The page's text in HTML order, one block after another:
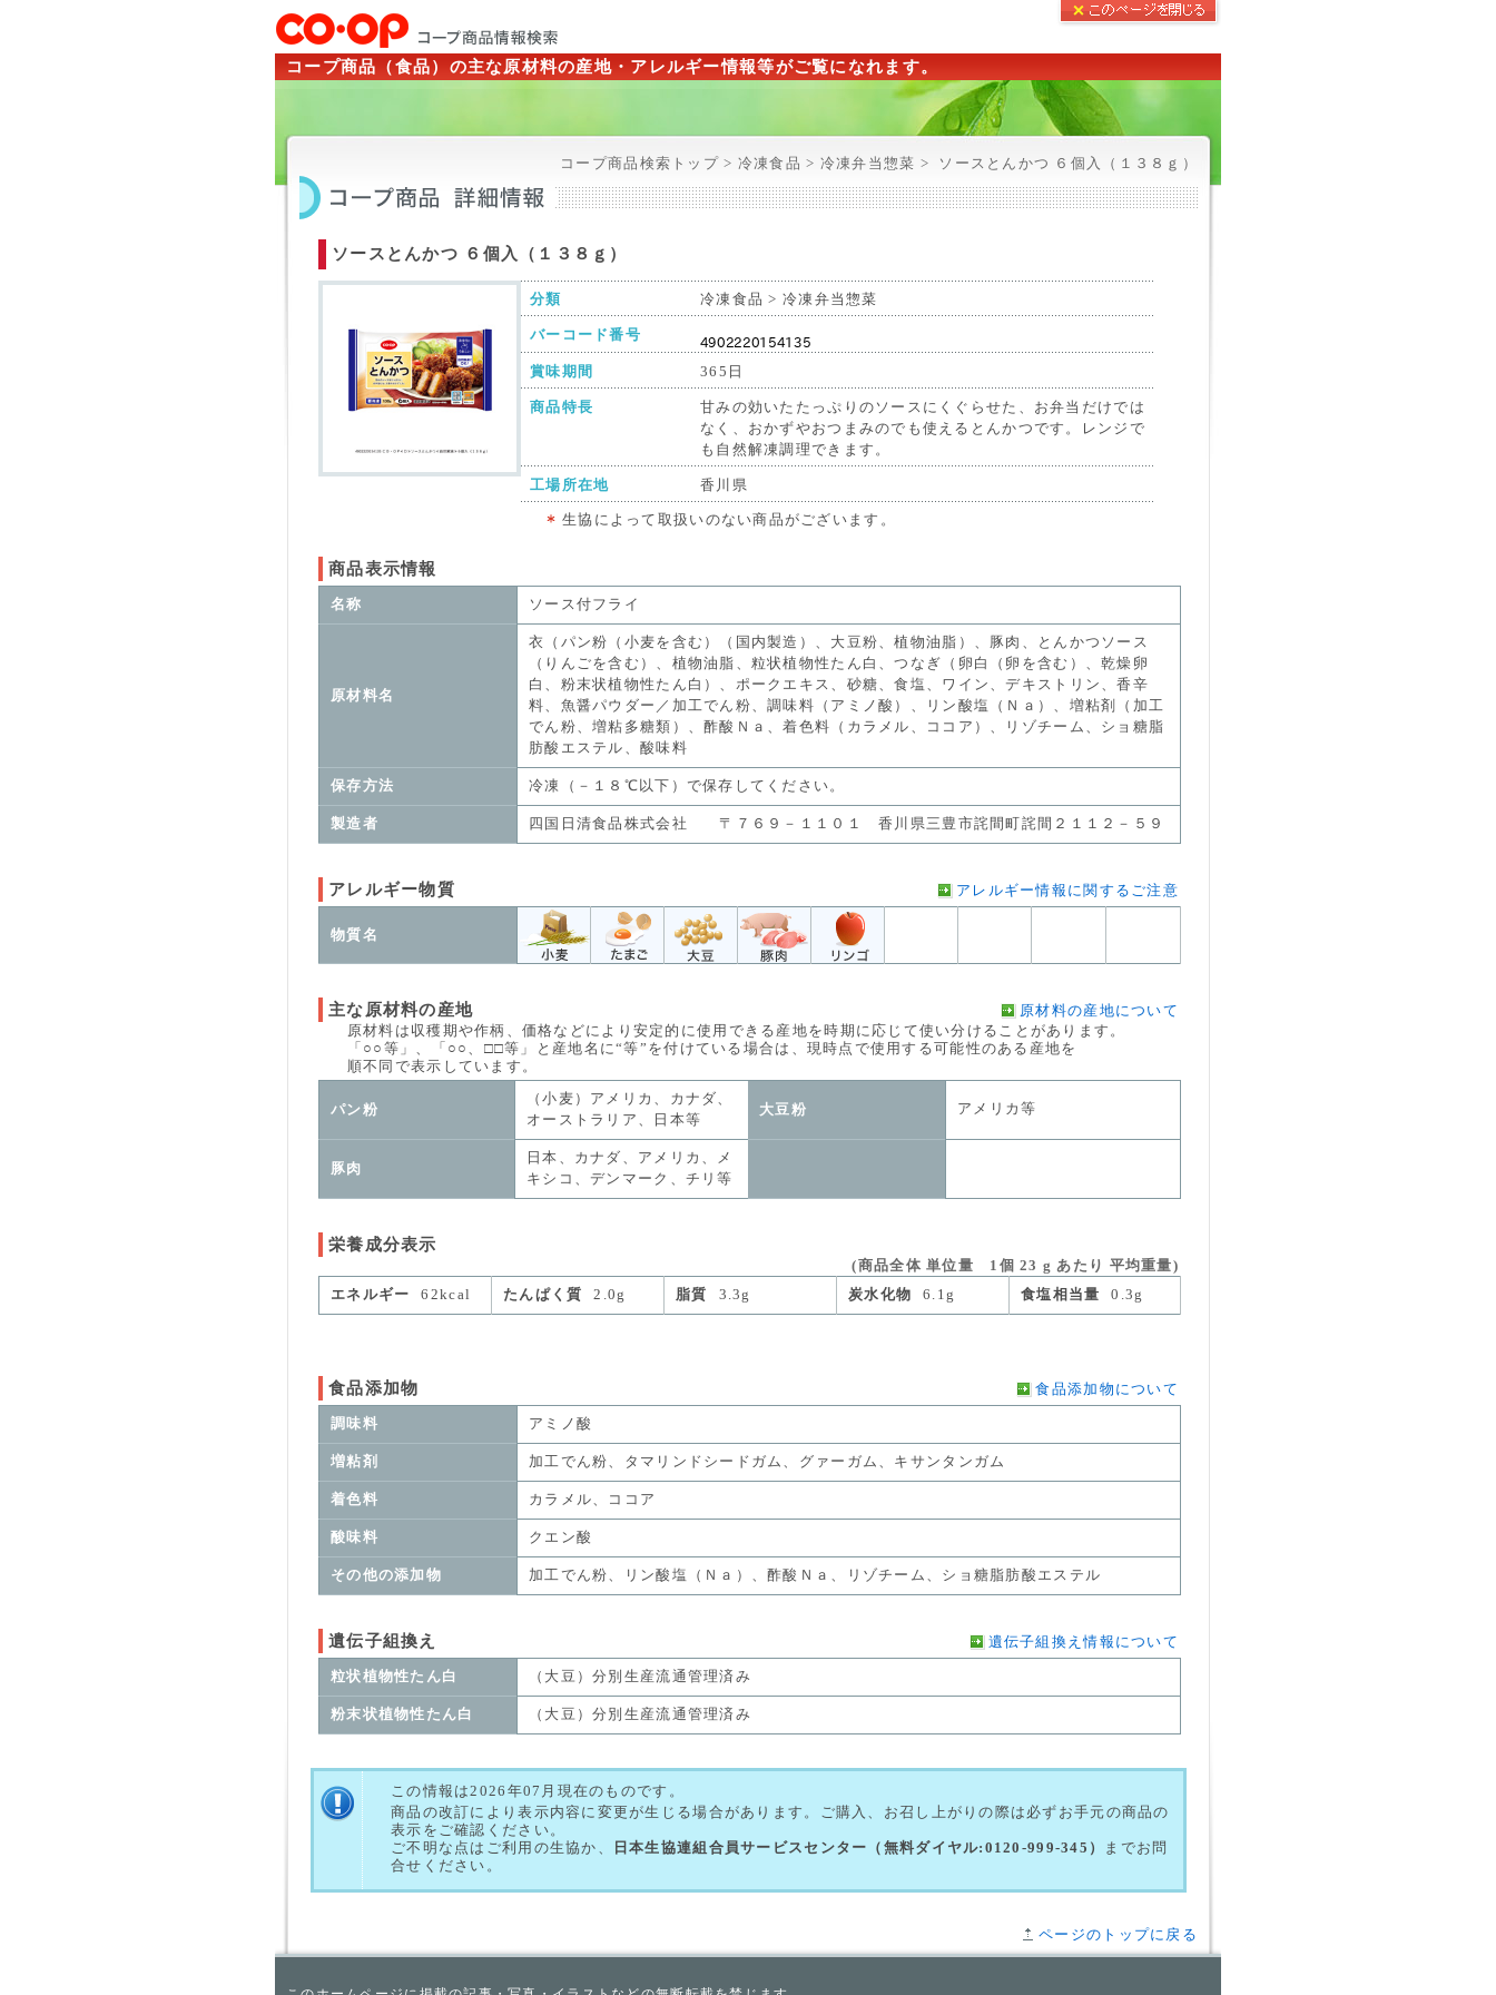
コープ商品（食品）の主な原材料の産地・アレルギー情報等がご覧になれます。
コープ商品検索トップ > 冷凍食品 > 冷凍弁当惣菜 > ソースとんかつ ６個入（１３８ｇ）
ソースとんかつ ６個入（１３８ｇ）
分類 冷凍食品 > 冷凍弁当惣菜
バーコード番号
賞味期間 365日
商品特長
甘みの効いたたっぷりのソースにくぐらせた、お弁当だけでは
なく、おかずやおつまみのでも使えるとんかつです。レンジで
も自然解凍調理できます。
工場所在地 香川県
生協によって取扱いのない商品がございます。
商品表示情報
名称 ソース付フライ
原材料名
衣（パン粉（小麦を含む）（国内製造）、大豆粉、植物油脂）、豚肉、とんかつソース
（りんごを含む）、植物油脂、粒状植物性たん白、つなぎ（卵白（卵を含む）、乾燥卵
白、粉末状植物性たん白）、ポークエキス、砂糖、食塩、ワイン、デキストリン、香辛
料、魚醤パウダー／加工でん粉、調味料（アミノ酸）、リン酸塩（Ｎａ）、増粘剤（加工
でん粉、増粘多糖類）、酢酸Ｎａ、着色料（カラメル、ココア）、リゾチーム、ショ糖脂
肪酸エステル、酸味料
保存方法 冷凍（－１８℃以下）で保存してください。
製造者 四国日清食品株式会社 〒７６９－１１０１ 香川県三豊市詫間町詫間２１１２－５９
アレルギー物質 アレルギー情報に関するご注意
物質名
主な原材料の産地
原材料の産地について
原材料は収穫期や作柄、価格などにより安定的に使用できる産地を時期に応じて使い分けることがあります。
「○○等」、「○○、□□等」と産地名に“等”を付けている場合は、現時点で使用する可能性のある産地を
順不同で表示しています。
パン粉
（小麦）アメリカ、カナダ、
オーストラリア、日本等
大豆粉 アメリカ等
豚肉
日本、カナダ、アメリカ、メ
キシコ、デンマーク、チリ等
栄養成分表示
(商品全体 単位量 1個 23 g あたり 平均重量)
エネルギー
62kcal たんぱく質 2.0g 脂質 3.3g 炭水化物 6.1g 食塩相当量 0.3g
食品添加物 食品添加物について
調味料 アミノ酸
増粘剤 加工でん粉、タマリンドシードガム、グァーガム、キサンタンガム
着色料 カラメル、ココア
酸味料 クエン酸
その他の添加物 加工でん粉、リン酸塩（Ｎａ）、酢酸Ｎａ、リゾチーム、ショ糖脂肪酸エステル
遺伝子組換え 遺伝子組換え情報について
粒状植物性たん白 （大豆）分別生産流通管理済み
粉末状植物性たん白 （大豆）分別生産流通管理済み
この情報は2026年07月現在のものです。
商品の改訂により表示内容に変更が生じる場合があります。ご購入、お召し上がりの際は必ずお手元の商品の
表示をご確認ください。
ご不明な点はご利用の生協か、
日本生協連組合員サービスセンター（無料ダイヤル:0120-999-345）
までお問
合せください。
ページのトップに戻る